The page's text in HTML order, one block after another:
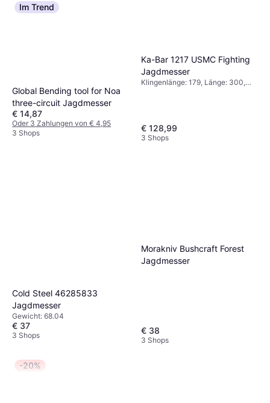
Im Trend
Global Bending tool for Noa
three-circuit Jagdmesser
€ 14,87
Oder 3 Zahlungen von € 4,95
3 Shops
Ka-Bar 1217 USMC Fighting
Jagdmesser
Klingenlänge: 179, Länge: 300,
€ 128,99
3 Shops
Cold Steel 46285833
Jagdmesser
Gewicht: 68.04
€ 37
3 Shops
Morakniv Bushcraft Forest
Jagdmesser
€ 38
3 Shops
-20%